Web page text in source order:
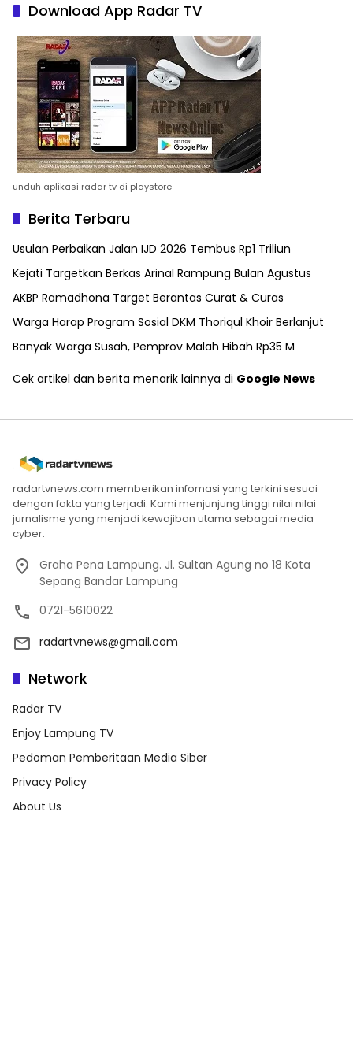
Download App Radar TV
unduh aplikasi radar tv di playstore
Berita Terbaru
Usulan Perbaikan Jalan IJD 2026 Tembus Rp1 Triliun
Kejati Targetkan Berkas Arinal Rampung Bulan Agustus
AKBP Ramadhona Target Berantas Curat & Curas
Warga Harap Program Sosial DKM Thoriqul Khoir Berlanjut
Banyak Warga Susah, Pemprov Malah Hibah Rp35 M
Cek artikel dan berita menarik lainnya di Google News
radartvnews.com memberikan infomasi yang terkini sesuai
dengan fakta yang terjadi. Kami menjunjung tinggi nilai nilai
jurnalisme yang menjadi kewajiban utama sebagai media
cyber.
Graha Pena Lampung. Jl. Sultan Agung no 18 Kota
Sepang Bandar Lampung
0721-5610022
radartvnews@gmail.com
Network
Radar TV
Enjoy Lampung TV
Pedoman Pemberitaan Media Siber
Privacy Policy
About Us